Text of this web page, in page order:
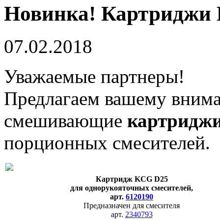
​Новинка! Картриджи
07.02.2018
Уважаемые партнеры!
Предлагаем вашему
смешивающие
порционных смесителей.
Картридж KCG D25
для однорукояточных смесителей,
арт. 6120190
Предназначен для смесителя
арт. 2340793